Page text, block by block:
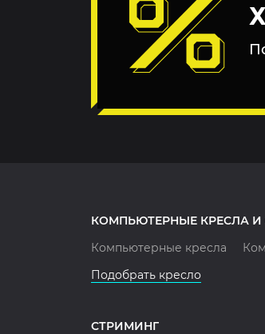
КОМПЬЮТЕРНЫЕ КРЕСЛА
Компьютерные кресла
Подобрать кресло
СТРИМИНГ